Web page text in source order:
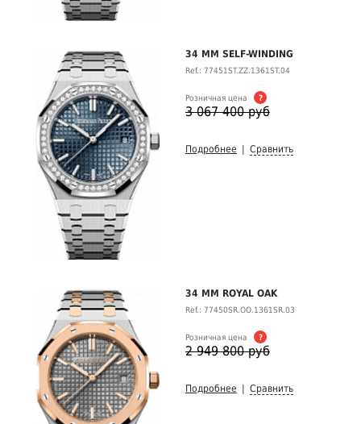
34 MM SELF-WINDING
Ref.: 77451ST.ZZ.1361ST.04
Розничная цена ?
3 067 400 руб
Подробнее Сравнить
34 MM ROYAL OAK
Ref.: 77450SR.OO.1361SR.03
Розничная цена ?
2 949 800 руб
Подробнее Сравнить